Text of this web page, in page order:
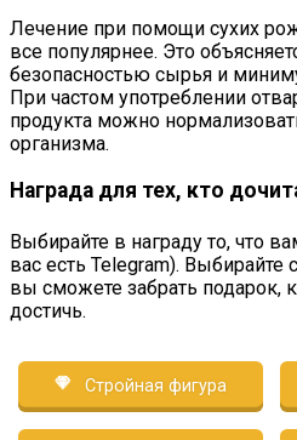
Лечение при помощи сухих
все популярнее. Это
безопасностью сырья и
При частом употреблении
продукта можно
организма.
Награда для тех, кто
Выбирайте в награду то, что
вас есть Telegram).
вы сможете забрать подарок,
достичь.
Стройная фигура